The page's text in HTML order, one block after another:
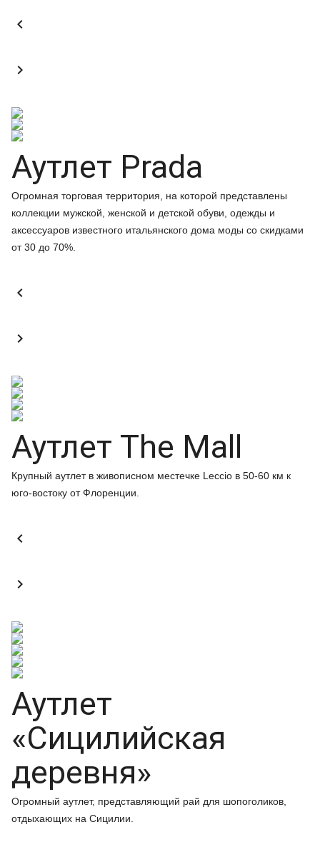


Аутлет Prada
Огромная торговая территория, на которой представлены
коллекции мужской, женской и детской обуви, одежды и
аксессуаров известного итальянского дома моды со скидками
от 30 до 70%.


Аутлет The Mall
Крупный аутлет в живописном местечке Leccio в 50-60 км к
юго-востоку от Флоренции.


Аутлет
«Сицилийская
деревня»
Огромный аутлет, представляющий рай для шопоголиков,
отдыхающих на Сицилии.